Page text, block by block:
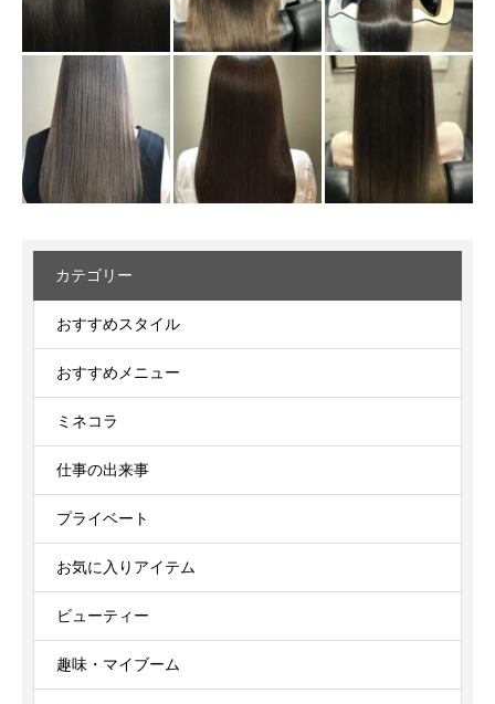
カテゴリー
おすすめスタイル
おすすめメニュー
ミネコラ
仕事の出来事
プライベート
お気に入りアイテム
ビューティー
趣味・マイブーム